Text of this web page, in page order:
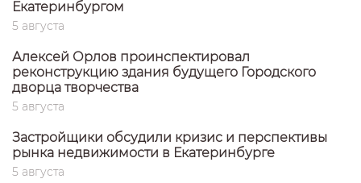
Екатеринбургом
5 августа
Алексей Орлов проинспектировал
реконструкцию здания будущего Городского
дворца творчества
5 августа
Застройщики обсудили кризис и перспективы
рынка недвижимости в Екатеринбурге
5 августа